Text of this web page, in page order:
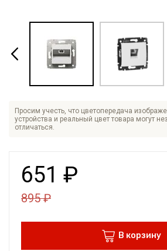
Просим учесть, что цветопередача
устройства и реальный цвет товара могут
отличаться.
651 ₽
895₽
В корзину